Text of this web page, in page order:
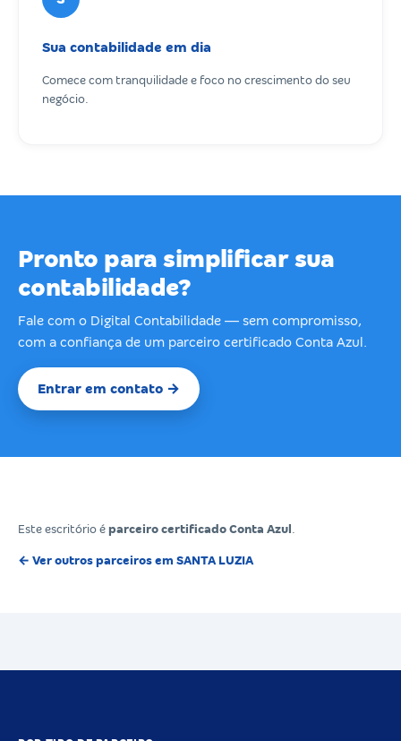
Sua contabilidade em dia
Comece com tranquilidade e foco no crescimento do seu
negócio.
Pronto para simplificar sua
contabilidade?
Fale com o Digital Contabilidade — sem compromisso,
com a confiança de um parceiro certificado Conta Azul.
Entrar em contato →
Este escritório é parceiro certificado Conta Azul
← Ver outros parceiros em SANTA LUZIA